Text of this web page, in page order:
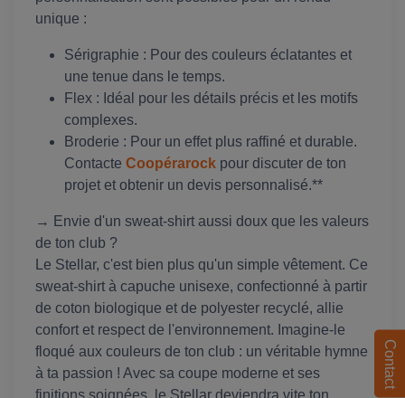
unique :
Sérigraphie : Pour des couleurs éclatantes et
une tenue dans le temps.
Flex : Idéal pour les détails précis et les motifs
complexes.
Broderie : Pour un effet plus raffiné et durable.
Contacte Coopérarock pour discuter de ton
projet et obtenir un devis personnalisé.**
→ Envie d'un sweat-shirt aussi doux que les valeurs
de ton club ?
Le Stellar, c'est bien plus qu'un simple vêtement. Ce
sweat-shirt à capuche unisexe, confectionné à partir
de coton biologique et de polyester recyclé, allie
confort et respect de l'environnement. Imagine-le
floqué aux couleurs de ton club : un véritable hymne
à ta passion ! Avec sa coupe moderne et ses
Contact